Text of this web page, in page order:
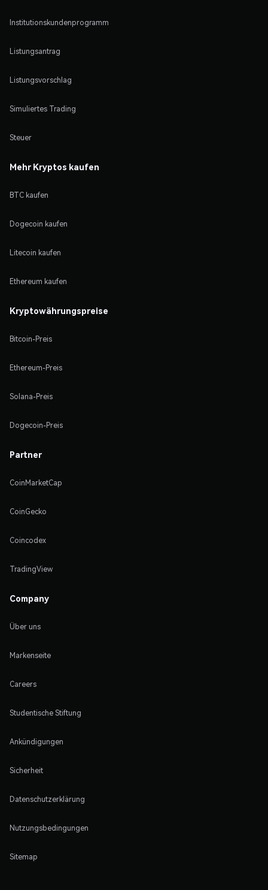
Institutionskundenprogramm
Listungsantrag
Listungsvorschlag
Simuliertes Trading
Steuer
Mehr Kryptos kaufen
BTC kaufen
Dogecoin kaufen
Litecoin kaufen
Ethereum kaufen
Kryptowährungspreise
Bitcoin-Preis
Ethereum-Preis
Solana-Preis
Dogecoin-Preis
Partner
CoinMarketCap
CoinGecko
Coincodex
TradingView
Company
Über uns
Markenseite
Careers
Studentische Stiftung
Ankündigungen
Sicherheit
Datenschutzerklärung
Nutzungsbedingungen
Sitemap